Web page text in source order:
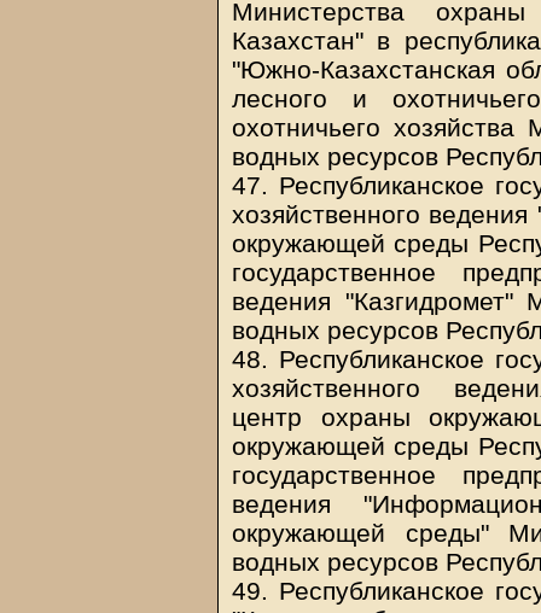
Министерства
Казахстан" в
"Южно-Казахстанская
лесного и
охотничьего
водных ресурсов
47. Республиканское
хозяйственного
окружающей среды
государственное
ведения
водных ресурсов
48. Республиканское
хозяйственного
центр охраны
окружающей среды
государственное
ведения
окружающей среды"
водных ресурсов
49. Республиканское